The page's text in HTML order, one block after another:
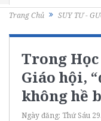
Trang Chủ SUY TƯ -
Trong
Giáo hội,
không hề
Ngày đăng: Thứ Sáu